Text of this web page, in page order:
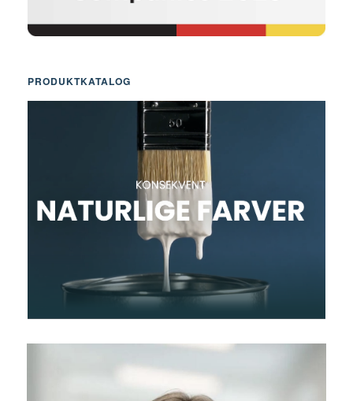
PRODUKTKATALOG